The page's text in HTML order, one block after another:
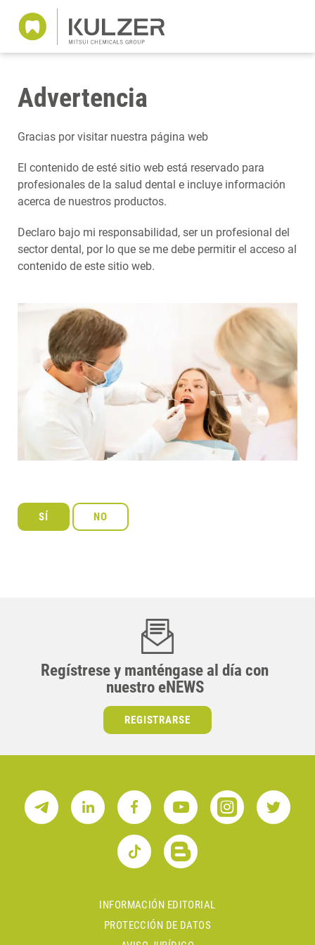
Advertencia
Gracias por visitar nuestra página web
El contenido de esté sitio web está reservado para
profesionales de la salud dental e incluye información
acerca de nuestros productos.
Declaro bajo mi responsabilidad, ser un profesional del
sector dental, por lo que se me debe permitir el acceso al
contenido de este sitio web.
Regístrese y manténgase al día con
nuestro eNEWS
REGISTRARSE
INFORMACIÓN EDITORIAL
PROTECCIÓN DE DATOS